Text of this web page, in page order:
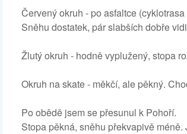
Červený okruh - po asfaltce
Sněhu dostatek, pár slabších dobře
Žlutý okruh - hodně vyplužený, stopa
Okruh na skate - měkčí, ale pěkný.
Po obědě jsem se přesunul k Pohoří.
Stopa pěkná, sněhu překvapivě méně.